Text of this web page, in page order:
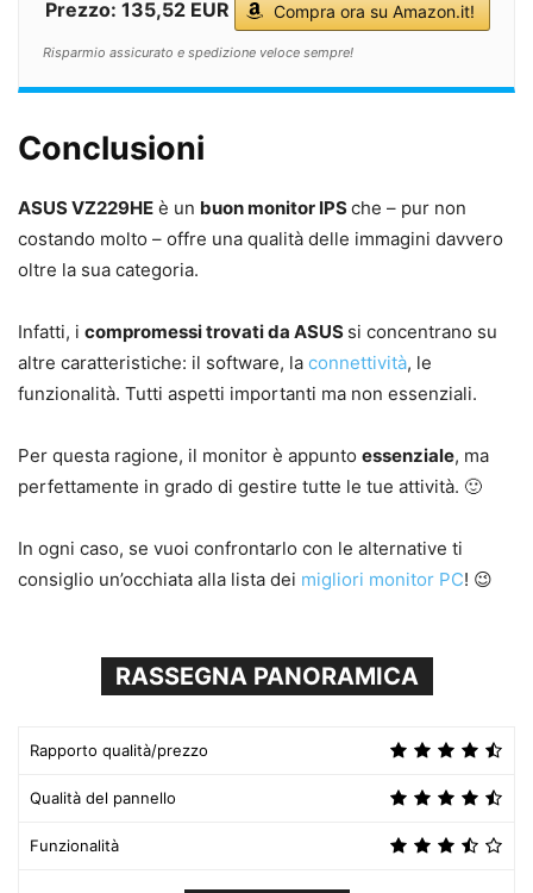
Prezzo: 135,52 EUR Compra ora su Amazon.it!
Risparmio assicurato e spedizione veloce sempre!
Conclusioni
ASUS VZ229HE è un buon monitor IPSche – pur non
costando molto – offre una qualità delle immagini davvero
oltre la sua categoria.
Infatti, i compromessi trovati da ASUS si concentrano su
altre caratteristiche: il software, la connettività, le
funzionalità. Tutti aspetti importanti ma non essenziali.
Per questa ragione, il monitor è appunto essenziale, ma
perfettamente in grado di gestire tutte le tue attività. 🙂
In ogni caso, se vuoi confrontarlo con le alternative ti
consiglio un’occhiata alla lista dei migliori monitor PC! 😉
RASSEGNA PANORAMICA
Rapporto qualità/prezzo
Qualità del pannello
Funzionalità